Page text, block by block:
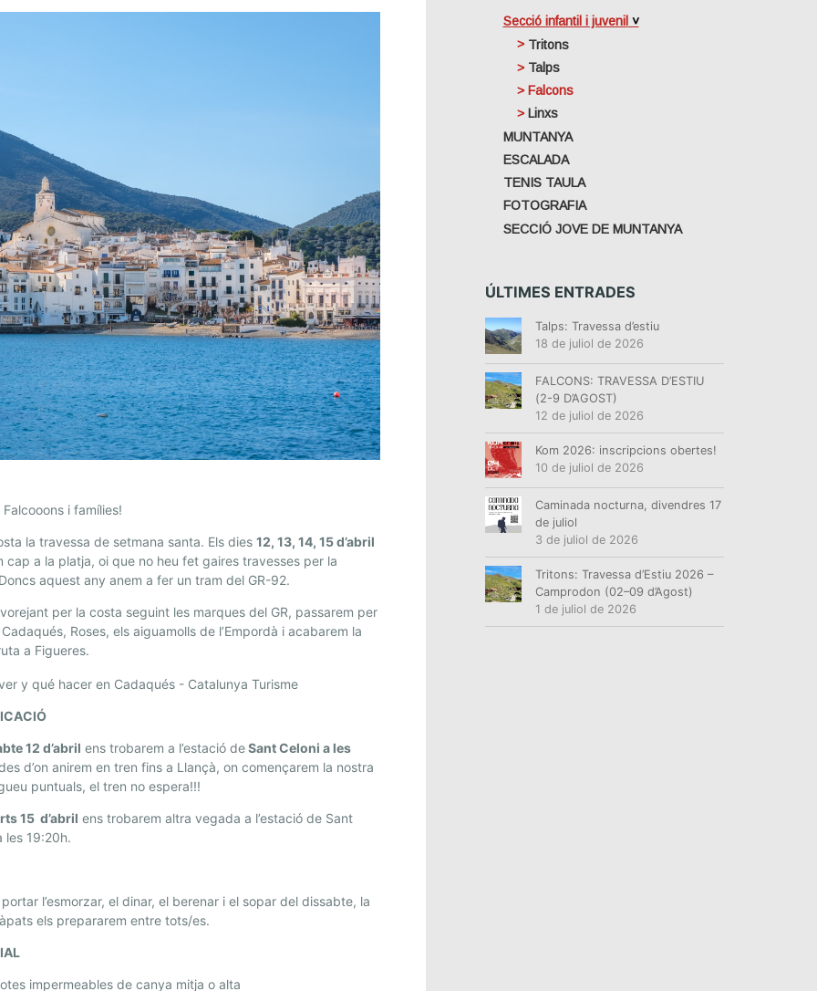
Falcooons i famílies!
la travessa de setmana santa. Els dies12, 13, 14, 15 d’abril
cap a la platja, oi que no heu fet gaires travesses per la
aquest any anem a fer un tram del GR-92.
per la costa seguint les marques del GR, passarem per
Roses, els aiguamolls de l’Empordà i acabarem la
a Figueres.
12 d’abril ens trobarem a l’estació deSant Celoni a les
d’on anirem en tren fins a Llançà, on començarem la nostra
puntuals, el tren no espera!!!
15 d’abril ens trobarem altra vegada a l’estació de Sant
les 19:20h.
l’esmorzar, el dinar, el berenar i el sopar del dissabte, la
els prepararem entre tots/es.
impermeables de canya mitja o alta
Secció infantil i juvenil
Tritons
Talps
Falcons
Linxs
MUNTANYA
ESCALADA
TENIS TAULA
FOTOGRAFIA
SECCIÓ JOVE DE MUNTANYA
ÚLTIMES ENTRADES
Talps: Travessa d’estiu
18 de juliol de 2026
FALCONS: TRAVESSA D’ESTIU
(2-9 D’AGOST)
12 de juliol de 2026
Kom 2026: inscripcions obertes!
10 de juliol de 2026
Caminada nocturna, divendres 17
de juliol
3 de juliol de 2026
Tritons: Travessa d’Estiu 2026 –
Camprodon (02–09 d’Agost)
1 de juliol de 2026